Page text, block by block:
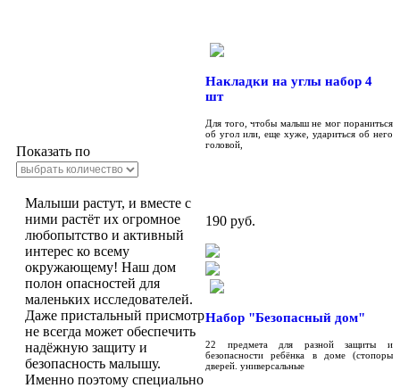
Накладки на углы набор 4
шт
Для того, чтобы малыш не мог пораниться
об угол или, еще хуже, удариться об него
головой,
190 руб.
Набор "Безопасный дом"
22 предмета для разной защиты и
безопасности ребёнка в доме (стопоры
дверей. универсальные
Показать по
Малыши растут, и вместе с
ними растёт их огромное
любопытство и активный
интерес ко всему
окружающему! Наш дом
полон опасностей для
маленьких исследователей.
Даже пристальный присмотр
не всегда может обеспечить
надёжную защиту и
безопасность малышу.
Именно поэтому специально